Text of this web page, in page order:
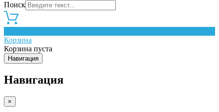
Поиск
Корзина
Корзина пуста
Навигация
Навигация
×